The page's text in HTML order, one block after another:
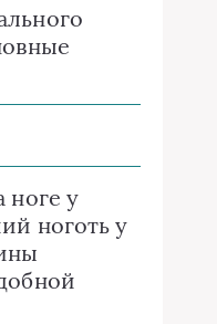
ноге у
ноготь у